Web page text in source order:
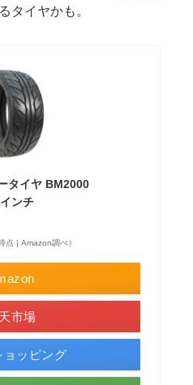
タイヤかも。
タイヤ BM2000
ンチ
点 | Amazon調べ）
市場
ョッピング